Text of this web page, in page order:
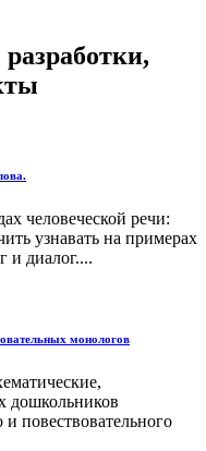
человеческой речи:
узнавать на примерах
и диалог....
монологов
дошкольников
повествовательного